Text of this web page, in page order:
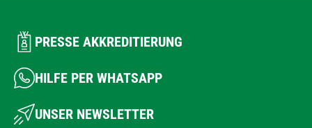
PRESSE AKKREDITIERUNG
HILFE PER WHATSAPP
UNSER NEWSLETTER